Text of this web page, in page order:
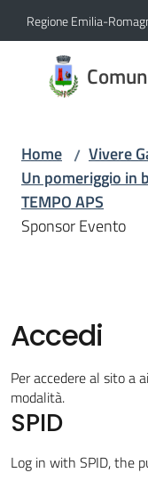
Vai al contenuto
Vai alla navigazione
Vai al footer
Regione Emilia-
Comune
di
Amministrazione
Vivere
Galliera
Menu selezionato
Home / Vivere
Un pomeriggio in
TEMPO APS
Sponsor Evento
Accedi
Per accedere al sito a
modalità.
SPID
Log in with SPID, the